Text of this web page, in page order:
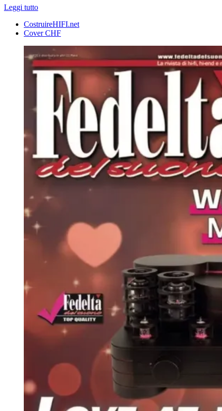
Leggi tutto
CostruireHIFI.net
Cover CHF